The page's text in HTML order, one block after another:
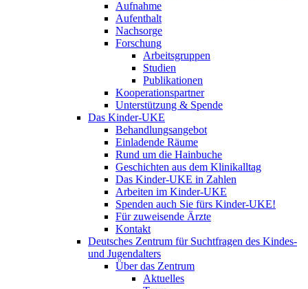
Aufnahme
Aufenthalt
Nachsorge
Forschung
Arbeitsgruppen
Studien
Publikationen
Kooperationspartner
Unterstützung & Spende
Das Kinder-UKE
Behandlungsangebot
Einladende Räume
Rund um die Hainbuche
Geschichten aus dem Klinikalltag
Das Kinder-UKE in Zahlen
Arbeiten im Kinder-UKE
Spenden auch Sie fürs Kinder-UKE!
Für zuweisende Ärzte
Kontakt
Deutsches Zentrum für Suchtfragen des Kindes-
und Jugendalters
Über das Zentrum
Aktuelles